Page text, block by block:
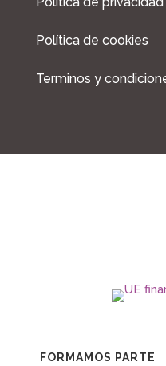
Política de cookies
Terminos y
FORMAMOS PARTE